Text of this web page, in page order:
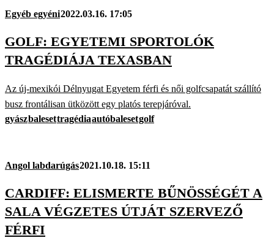
Egyéb egyéni2022.03.16. 17:05
GOLF: EGYETEMI SPORTOLÓK
TRAGÉDIÁJA TEXASBAN
Az új-mexikói Délnyugat Egyetem férfi és női golfcsapatát szállító
busz frontálisan ütközött egy platós terepjáróval.
gyászbalesettragédiaautóbalesetgolf
Angol labdarúgás2021.10.18. 15:11
CARDIFF: ELISMERTE BŰNÖSSÉGÉT A
SALA VÉGZETES ÚTJÁT SZERVEZŐ
FÉRFI